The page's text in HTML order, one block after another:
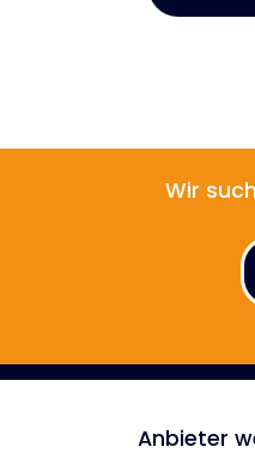
Wir
Anbieter